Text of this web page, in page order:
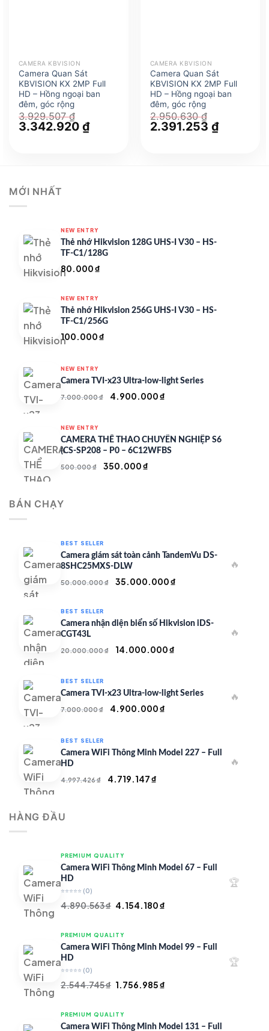
CAMERA KBVISION
Camera Quan Sát
KBVISION KX 2MP Full
HD – Hồng ngoại ban
đêm, góc rộng
3.929.507₫
Giá
gốc
3.342.920 ₫Giá
hiện
CAMERA KBVISION
Camera Quan Sát
KBVISION KX 2MP Full
HD – Hồng ngoại ban
đêm, góc rộng
2.950.630₫
Giá
gốc
2.391.253 ₫Giá
hiện
MỚI NHẤT
NEW ENTRY
Thẻ nhớ Hikvision 128G UHS-I V30 – HS-
TF-C1/128G
80.000₫
NEW ENTRY
Thẻ nhớ Hikvision 256G UHS-I V30 – HS-
TF-C1/256G
100.000₫
NEW ENTRY
Camera TVI-x23 Ultra-low-light Series
7.000.000₫
Giá
7.000.000 ₫.
4.900.000₫
là:
4.900.000 ₫.
NEW ENTRY
CAMERA THỂ THAO CHUYÊN NGHIỆP S6
(CS-SP208 – P0 – 6C12WFBS
500.000₫
Giá
350.000₫
BÁN CHẠY
BEST SELLER
Camera giám sát toàn cảnh TandemVu DS-
8SHC25MXS-DLW
50.000.000₫
Giá
50.000.000 ₫.
35.000.000₫
là:
35.000.000 ₫.
🔥
BEST SELLER
Camera nhận diện biển số Hikvision iDS-
CGT43L
20.000.000₫
Giá
20.000.000 ₫.
14.000.000₫
là:
14.000.000 ₫.
🔥
BEST SELLER
Camera TVI-x23 Ultra-low-light Series
7.000.000₫
Giá
7.000.000 ₫.
4.900.000₫
là:
🔥
BEST SELLER
Camera WiFi Thông Minh Model 227 – Full
HD
4.997.426₫
Giá
4.719.147₫
🔥
HÀNG ĐẦU
PREMIUM QUALITY
Camera WiFi Thông Minh Model 67 – Full
HD
⭐⭐⭐⭐⭐ (0)
4.890.563₫ Giá
là:
4.890.563 ₫.
4.154.180₫
là:
🏆
PREMIUM QUALITY
Camera WiFi Thông Minh Model 99 – Full
HD
⭐⭐⭐⭐⭐ (0)
2.544.745₫ Giá
là:
2.544.745 ₫.
1.756.985₫
là:
🏆
PREMIUM QUALITY
Camera WiFi Thông Minh Model 131 – Full